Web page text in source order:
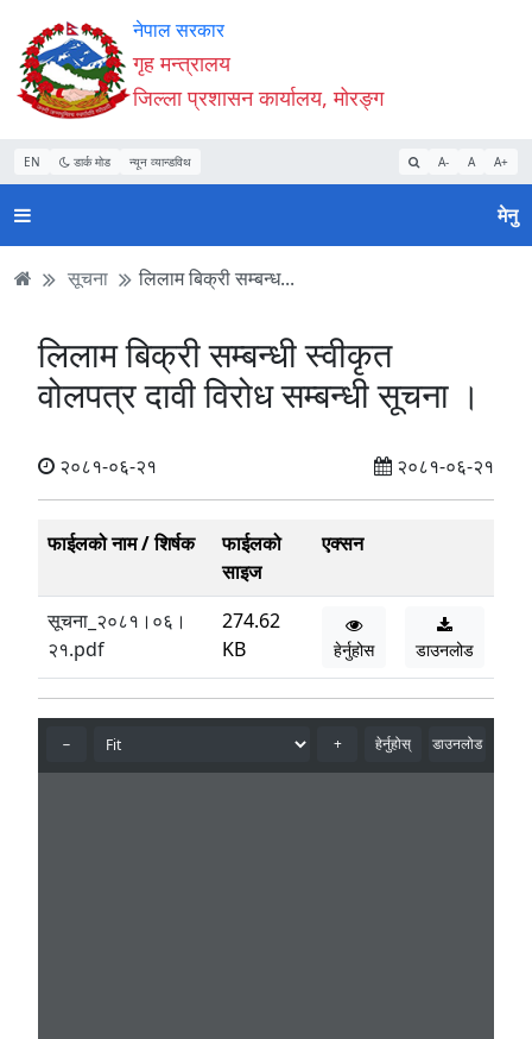
Accessibility
Mode
सुरु
गर्नुहोस्
सामाग्री
पढ्नुहाेस्
नेभिगेसन
पढ्नुहाेस्
वेबसाइट
खोजमा
जानुहोस्
नेपाल सरकार
गृह मन्त्रालय
जिल्ला प्रशासन कार्यालय, मोरङ्ग
EN डार्क मोड न्यून व्यान्डविथ A- A A+
मेनु
सूचना लिलाम बिक्री सम्बन्ध...
लिलाम बिक्री सम्बन्धी स्वीकृत
वोलपत्र दावी विरोध सम्बन्धी सूचना ।
२०८१-०६-२१ २०८१-०६-२१
फाईलको नाम / शिर्षक
फाईलको
साइज
एक्सन
सूचना_२०८१।०६।
२१.pdf
274.62
KB
हेर्नुहोस डाउनलोड